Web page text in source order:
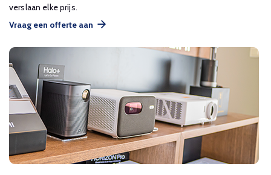
verslaan elke prijs.
Vraag een offerte aan